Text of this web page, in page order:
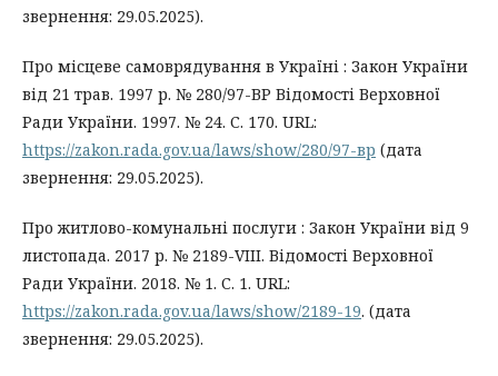
звернення: 29.05.2025).
Про місцеве самоврядування в Україні : Закон України
від 21 трав. 1997 р. № 280/97-ВР Відомості Верховної
Ради України. 1997. № 24. С. 170. URL:
https://zakon.rada.gov.ua/laws/show/280/97-вр (дата
звернення: 29.05.2025).
Про житлово-комунальні послуги : Закон України від 9
листопада. 2017 р. № 2189-VIII. Відомості Верховної
Ради України. 2018. № 1. С. 1. URL:
https://zakon.rada.gov.ua/laws/show/2189-19. (дата
звернення: 29.05.2025).